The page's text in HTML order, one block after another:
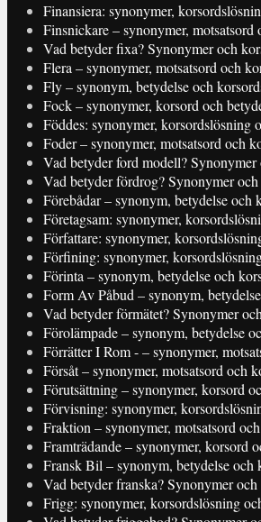
Finansiera: synonymer,
Finsnickare – synonymer, motsatsord
Vad betyder fixa? Synonymer och
Flera – synonymer, motsatsord och
Fly – synonym, betydelse och
Fock – synonymer, korsord och
Föddes: synonymer, korsordslösning
Foder – synonymer, motsatsord och
Vad betyder ford modell? Synonymer
Vad betyder fördrog? Synonymer
Förebådar – synonym, betydelse och
Företagsam: synonymer,
Författare: synonymer,
Förfining: synonymer,
Förinta – synonym, betydelse och
Form Av Påbud – synonym,
Vad betyder förmätet? Synonymer
Förolämpade – synonym, betydelse
Förrätter I Rom - – synonymer,
Försåt – synonymer, motsatsord och
Förutsättning – synonymer, korsord
Förvisning: synonymer,
Fraktion – synonymer, motsatsord
Framträdande – synonymer, korsord
Fransk Bil – synonym, betydelse och
Vad betyder franska? Synonymer
Frigg: synonymer, korsordslösning